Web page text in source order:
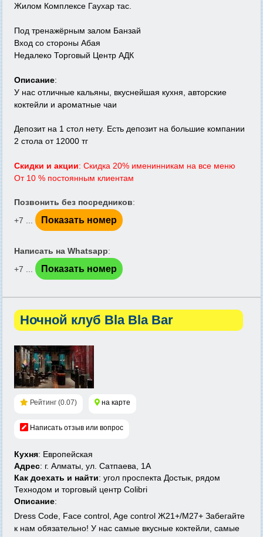
Жилом Комплексе Гаухар тас.
Под тренажёрным залом Банзай
Вход со стороны Абая
Недалеко Торговый Центр АДК
Описание:
У нас отличные кальяны, вкуснейшая кухня, авторские
коктейли и ароматные чаи
Депозит на 1 стол нету. Есть депозит на большие компании
2 стола от 12000 тг
Скидки и акции: Скидка 20% именинникам на все меню
От 10 % постоянным клиентам
Позвонить без посредников:
+7 ...
Показать номер
Написать на Whatsapp:
+7 ...
Показать номер
Ночной клуб Bla Bla Bar
Рейтинг (0.07) на карте
Написать отзыв или вопрос
Кухня: Европейская
Адрес: г. Алматы, ул. Сатпаева, 1А
Как доехать и найти: угол проспекта Достык, рядом
Технодом и торговый центр Colibri
Описание:
Dress Code, Face control, Age control Ж21+/М27+ Забегайте
к нам обязательно! У нас самые вкусные коктейли, самые